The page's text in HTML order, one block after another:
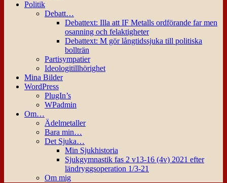
Politik
Debatt…
Debattext: Illa att IF Metalls ordförande far men
osanning och felaktigheter
Debattext: M gör långtidssjuka till politiska
bollträn
Partisympatier
Ideologitillhörighet
Mina Bilder
WordPress
PlugIn’s
WPadmin
Om…
Ädelmetaller
Bara min…
Det Sjuka…
Min Sjukhistoria
Sjukgymnastik fas 2 v13-16 (4v) 2021 efter
ländryggsoperation 1/3-21
Om mig